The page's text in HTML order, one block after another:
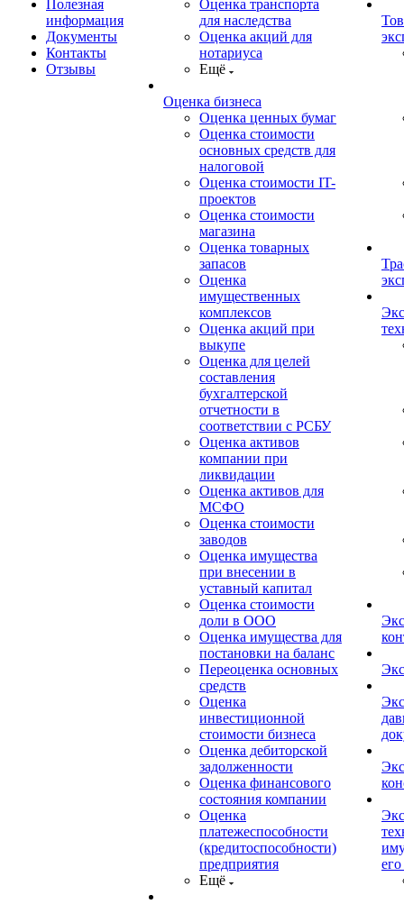
Полезная
информация
Документы
Контакты
Отзывы
Оценка транспорта
для наследства
Оценка акций для
нотариуса
Ещё
Оценка бизнеса
Оценка ценных бумаг
Оценка стоимости
основных средств для
налоговой
Оценка стоимости IT-
проектов
Оценка стоимости
магазина
Оценка товарных
запасов
Оценка
имущественных
комплексов
Оценка акций при
выкупе
Оценка для целей
составления
бухгалтерской
отчетности в
соответствии с РСБУ
Оценка активов
компании при
ликвидации
Оценка активов для
МСФО
Оценка стоимости
заводов
Оценка имущества
при внесении в
уставный капитал
Оценка стоимости
доли в ООО
Оценка имущества для
постановки на баланс
Переоценка основных
средств
Оценка
инвестиционной
стоимости бизнеса
Оценка дебиторской
задолженности
Оценка финансового
состояния компании
Оценка
платежеспособности
(кредитоспособности)
предприятия
Ещё